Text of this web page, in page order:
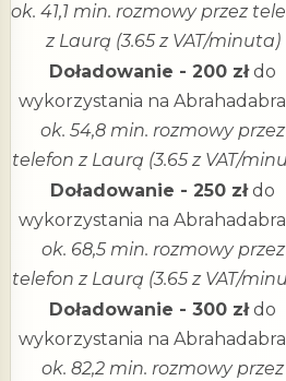
ok. 41,1 min. rozmowy przez
z Laurą (3.65 z VAT/minuta)
Doładowanie - 200 złdo
wykorzystania na
ok. 54,8 min. rozmowy przez
telefon z Laurą (3.65 z VAT/
Doładowanie - 250 złdo
wykorzystania na
ok. 68,5 min. rozmowy przez
telefon z Laurą (3.65 z VAT/
Doładowanie - 300 złdo
wykorzystania na
ok. 82,2 min. rozmowy przez